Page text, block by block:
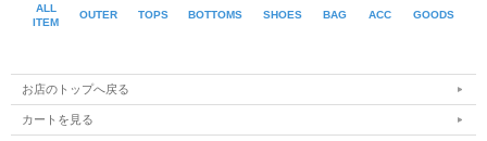
ALL
ITEM
OUTER TOPS BOTTOMS SHOES BAG ACC GOODS
お店のトップへ戻る
カートを見る